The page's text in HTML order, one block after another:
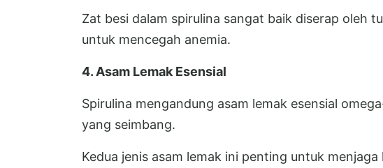
Zat besi dalam spirulina sangat baik diserap oleh
untuk mencegah anemia.
4. Asam Lemak Esensial
Spirulina mengandung asam lemak esensial
yang seimbang.
Kedua jenis asam lemak ini penting untuk